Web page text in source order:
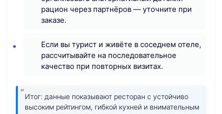
рацион через партнёров — уточните при
заказе.
Если вы турист и живёте в соседнем отеле,
рассчитывайте на последовательное
качество при повторных визитах.
Итог: данные показывают ресторан с устойчиво
высоким рейтингом, гибкой кухней и внимательным